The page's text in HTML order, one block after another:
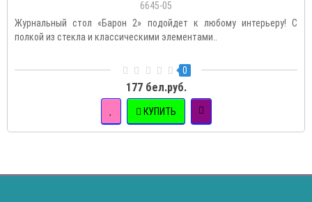
6645-05
Журнальный стол «Барон 2» подойдет к любому интерьеру! С
полкой из стекла и классическими элементами..
0
177 бел.руб.
КУПИТЬ